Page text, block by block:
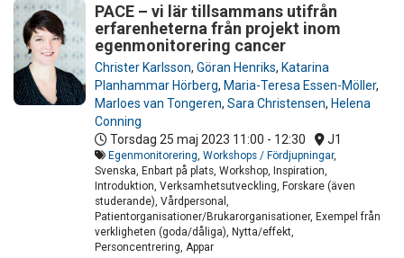
PACE – vi lär tillsammans utifrån
erfarenheterna från projekt inom
egenmonitorering cancer
Christer Karlsson, Göran Henriks, Katarina
Planhammar Hörberg, Maria-Teresa Essen-Möller,
Marloes van Tongeren, Sara Christensen, Helena
Conning
Torsdag 25 maj 2023 11:00 - 12:30 J1
Egenmonitorering Workshops / Fördjupningar,
Svenska, Enbart på plats, Workshop, Inspiration,
Introduktion, Verksamhetsutveckling, Forskare (även
studerande), Vårdpersonal,
Patientorganisationer/Brukarorganisationer, Exempel från
verkligheten (goda/dåliga), Nytta/effekt,
Personcentrering, Appar